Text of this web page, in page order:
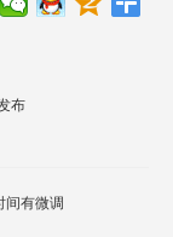
布
间有微调